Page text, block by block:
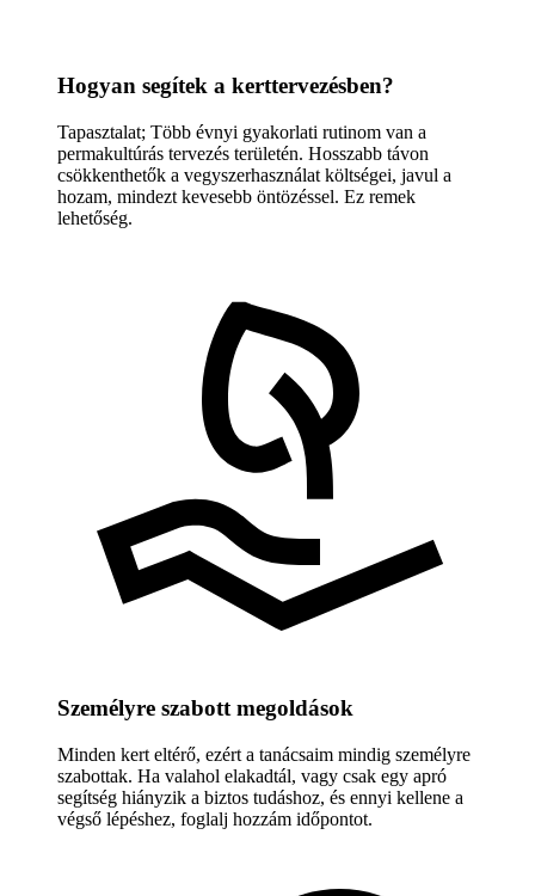
Hogyan segítek a kerttervezésben?
Tapasztalat; Több évnyi gyakorlati rutinom van a
permakultúrás tervezés területén. Hosszabb távon
csökkenthetők a vegyszerhasználat költségei, javul a
hozam, mindezt kevesebb öntözéssel. Ez remek
lehetőség.
Személyre szabott megoldások
Minden kert eltérő, ezért a tanácsaim mindig személyre
szabottak. Ha valahol elakadtál, vagy csak egy apró
segítség hiányzik a biztos tudáshoz, és ennyi kellene a
végső lépéshez, foglalj hozzám időpontot.